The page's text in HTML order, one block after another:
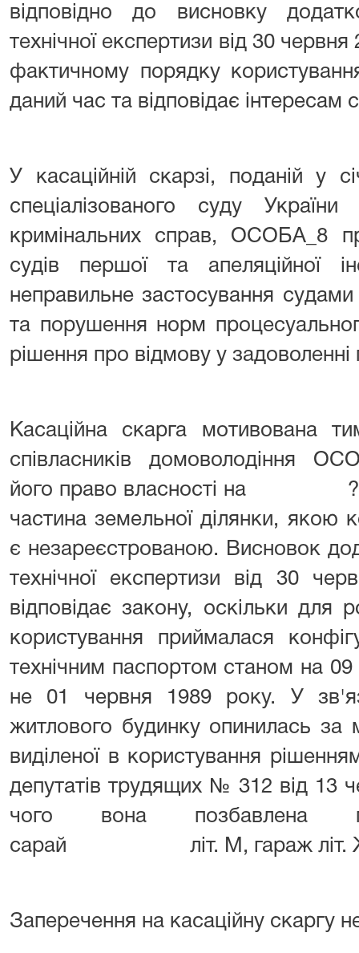
відповідно до висновку
технічної експертизи від 30
фактичному порядку
даний час та відповідає інтересам
У касаційній скарзі, поданій у
спеціалізованого суду
кримінальних справ, ОСОБА_8
судів першої та апеляційної
неправильне застосування
та порушення норм
рішення про відмову у задоволенні
Касаційна скарга мотивована
співласників домоволодіння
його право власності на ?
частина земельної ділянки, якою
є незареєстрованою. Висновок
технічної експертизи від 30
відповідає закону, оскільки для
користування приймалася
технічним паспортом станом
не 01 червня 1989 року. У
житлового будинку опинилась за
виділеної в користування
депутатів трудящих № 312 від 13
чого вона позбавлена
сарай літ. М, гараж літ.
Заперечення на касаційну скаргу